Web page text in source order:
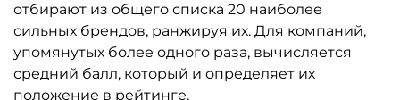
отбирают из общего списка 20 наиболее
сильных брендов, ранжируя их. Для компаний,
упомянутых более одного раза, вычисляется
средний балл, который и определяет их
положение в рейтинге.